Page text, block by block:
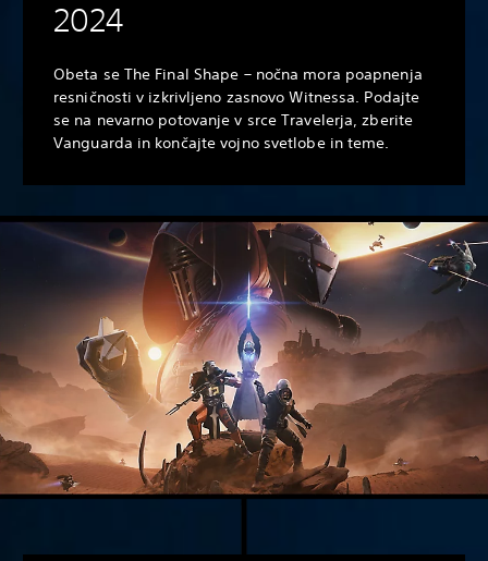
2024
Obeta se The Final Shape – nočna mora poapnenja
resničnosti v izkrivljeno zasnovo Witnessa. Podajte
se na nevarno potovanje v srce Travelerja, zberite
Vanguarda in končajte vojno svetlobe in teme.